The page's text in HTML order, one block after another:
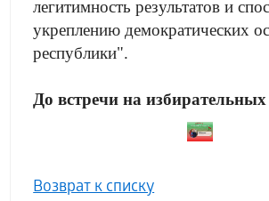
легитимность результатов и
укреплению демократических
республики".
До встречи на
Возврат к списку